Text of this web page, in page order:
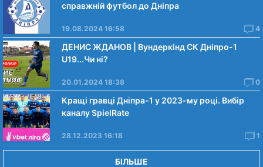
справжній футбол до Дніпра
19.08.2024 16:58 4
ДЕНИС ЖДАНОВ | Вундеркінд СК Дніпро-1
U19...Чи нi?
20.01.2024 18:38 0
Кращі гравці Дніпра-1 у 2023-му році. Вибiр
каналу SpielRate
28.12.2023 16:18 1
БІЛЬШЕ